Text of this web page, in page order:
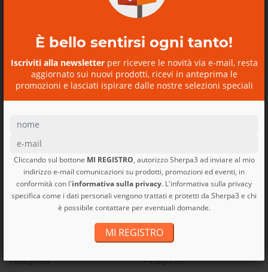
È bello sentirsi ogni tanto!
Iscriviti alla newsletterper ricevere le novità via e-mail, resta
aggiornato sui nuovi prodotti, ricevi in anteprima le
promozioni e lasciati ispirare dalle nostre selezioni speciali
Cliccando sul bottone MI REGISTRO, autorizzo Sherpa3 ad inviare al mio
indirizzo e-mail comunicazioni su prodotti, promozioni ed eventi, in
conformità con l'informativa sulla privacy. L'informativa sulla privacy
specifica come i dati personali vengono trattati e protetti da Sherpa3 e chi
è possibile contattare per eventuali domande.
MI REGISTRO
200,00€
Patagonia
320,00€
Patagonia
Colori: 2
Giacca Imbottita W's Micro...
Patagonia